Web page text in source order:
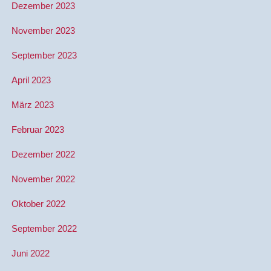
Dezember 2023
November 2023
September 2023
April 2023
März 2023
Februar 2023
Dezember 2022
November 2022
Oktober 2022
September 2022
Juni 2022